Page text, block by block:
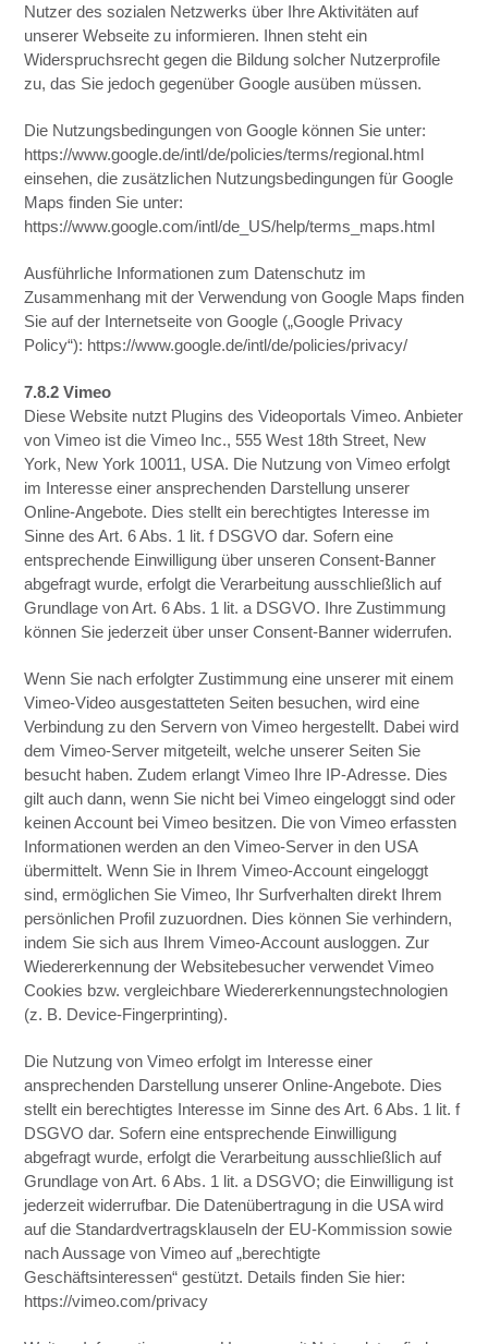
Nutzer des sozialen Netzwerks über Ihre Aktivitäten auf
unserer Webseite zu informieren. Ihnen steht ein
Widerspruchsrecht gegen die Bildung solcher Nutzerprofile
zu, das Sie jedoch gegenüber Google ausüben müssen.
Die Nutzungsbedingungen von Google können Sie unter:
https://www.google.de/intl/de/policies/terms/regional.html
einsehen, die zusätzlichen Nutzungsbedingungen für Google
Maps finden Sie unter:
https://www.google.com/intl/de_US/help/terms_maps.html
Ausführliche Informationen zum Datenschutz im
Zusammenhang mit der Verwendung von Google Maps finden
Sie auf der Internetseite von Google („Google Privacy
Policy“): https://www.google.de/intl/de/policies/privacy/
7.8.2 Vimeo
Diese Website nutzt Plugins des Videoportals Vimeo. Anbieter
von Vimeo ist die Vimeo Inc., 555 West 18th Street, New
York, New York 10011, USA. Die Nutzung von Vimeo erfolgt
im Interesse einer ansprechenden Darstellung unserer
Online-Angebote. Dies stellt ein berechtigtes Interesse im
Sinne des Art. 6 Abs. 1 lit. f DSGVO dar. Sofern eine
entsprechende Einwilligung über unseren Consent-Banner
abgefragt wurde, erfolgt die Verarbeitung ausschließlich auf
Grundlage von Art. 6 Abs. 1 lit. a DSGVO. Ihre Zustimmung
können Sie jederzeit über unser Consent-Banner widerrufen.
Wenn Sie nach erfolgter Zustimmung eine unserer mit einem
Vimeo-Video ausgestatteten Seiten besuchen, wird eine
Verbindung zu den Servern von Vimeo hergestellt. Dabei wird
dem Vimeo-Server mitgeteilt, welche unserer Seiten Sie
besucht haben. Zudem erlangt Vimeo Ihre IP-Adresse. Dies
gilt auch dann, wenn Sie nicht bei Vimeo eingeloggt sind oder
keinen Account bei Vimeo besitzen. Die von Vimeo erfassten
Informationen werden an den Vimeo-Server in den USA
übermittelt. Wenn Sie in Ihrem Vimeo-Account eingeloggt
sind, ermöglichen Sie Vimeo, Ihr Surfverhalten direkt Ihrem
persönlichen Profil zuzuordnen. Dies können Sie verhindern,
indem Sie sich aus Ihrem Vimeo-Account ausloggen. Zur
Wiedererkennung der Websitebesucher verwendet Vimeo
Cookies bzw. vergleichbare Wiedererkennungstechnologien
(z. B. Device-Fingerprinting).
Die Nutzung von Vimeo erfolgt im Interesse einer
ansprechenden Darstellung unserer Online-Angebote. Dies
stellt ein berechtigtes Interesse im Sinne des Art. 6 Abs. 1 lit. f
DSGVO dar. Sofern eine entsprechende Einwilligung
abgefragt wurde, erfolgt die Verarbeitung ausschließlich auf
Grundlage von Art. 6 Abs. 1 lit. a DSGVO; die Einwilligung ist
jederzeit widerrufbar. Die Datenübertragung in die USA wird
auf die Standardvertragsklauseln der EU-Kommission sowie
nach Aussage von Vimeo auf „berechtigte
Geschäftsinteressen“ gestützt. Details finden Sie hier:
https://vimeo.com/privacy